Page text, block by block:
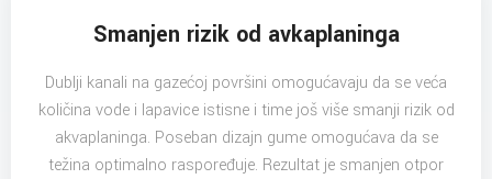
Smanjen rizik od avkaplaninga
Dublji kanali na gazećoj površini omogućavaju da se veća
količina vode i lapavice istisne i time još više smanji rizik od
akvaplaninga. Poseban dizajn gume omogućava da se
težina optimalno raspoređuje. Rezultat je smanjen otpor